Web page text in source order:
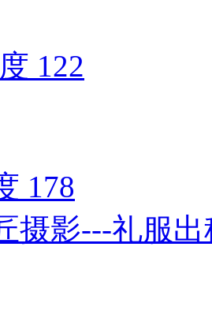
122
178
摄影---礼服出